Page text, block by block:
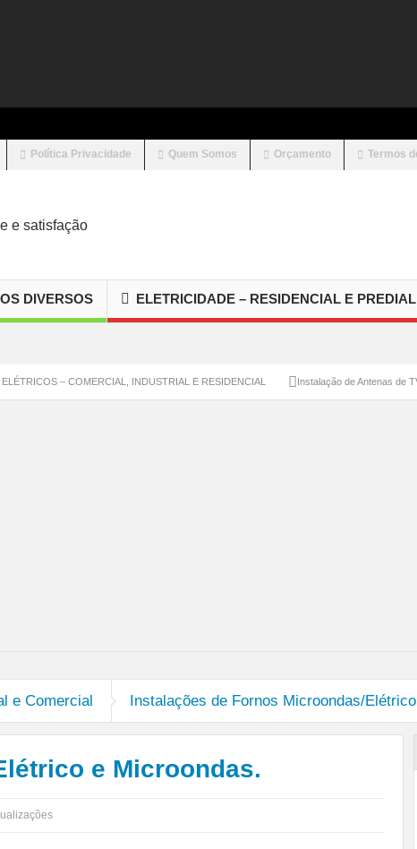
Política Privacidade Quem Somos Orçamento Termos
DIVERSOS ELETRICIDADE – RESIDENCIAL E PREDIAL
– COMERCIAL, INDUSTRIAL E RESIDENCIAL Instalação de Antenas de TV /
e Comercial Instalações de Fornos Microondas/Elétrico
e Microondas.